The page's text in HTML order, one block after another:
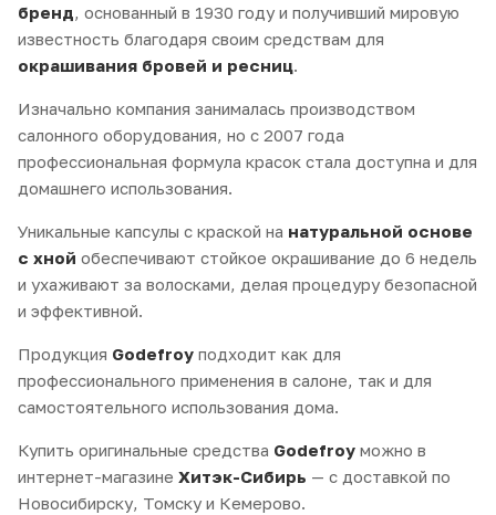
бренд, основанный в 1930 году и получивший мировую
известность благодаря своим средствам для
окрашивания бровей и ресниц.
Изначально компания занималась производством
салонного оборудования, но с 2007 года
профессиональная формула красок стала доступна и для
домашнего использования.
Уникальные капсулы с краской на натуральной основе
с хной обеспечивают стойкое окрашивание до 6 недель
и ухаживают за волосками, делая процедуру безопасной
и эффективной.
Продукция Godefroy подходит как для
профессионального применения в салоне, так и для
самостоятельного использования дома.
Купить оригинальные средства Godefroy можно в
интернет-магазине Хитэк-Сибирь — с доставкой по
Новосибирску, Томску и Кемерово.